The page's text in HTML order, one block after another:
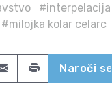
#interpelacija
#milojka kolar celarc
on Twitter
Share by email
Naroči se